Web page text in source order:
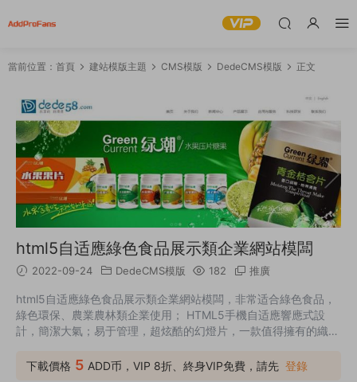
當前位置： 首頁 建站模版主題 CMS模版 DedeCMS模版 正文
html5自适應綠色食品展示類企業網站模闆
2022-09-24 DedeCMS模版 182 推廣
html5自适應綠色食品展示類企業網站模闆，非常适合綠色食品，
綠色環保、農業農林類企業使用； HTML5手機自适應響應式設
計，簡潔大氣；易于管理，超炫酷的幻燈片，一款值得擁有的織夢
結構簡單，利于SEO的優化，模闆後台易于管理。 模闆安裝方法
下載價格 5 ADD币，VIP 8折、終身VIP免費，請先 登錄